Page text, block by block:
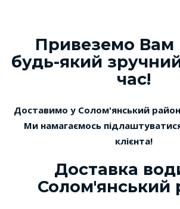
Привеземо Вам
будь-який
час!
Доставимо у Солом'янський
Ми намагаємось
клієнта!
Доставка
Солом'янський